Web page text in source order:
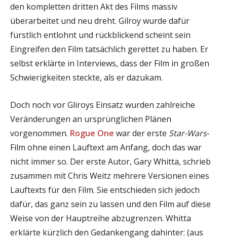
den kompletten dritten Akt des Films massiv
überarbeitet und neu dreht. Gilroy wurde dafür
fürstlich entlohnt und rückblickend scheint sein
Eingreifen den Film tatsächlich gerettet zu haben. Er
selbst erklärte in Interviews, dass der Film in großen
Schwierigkeiten steckte, als er dazukam.
Doch noch vor Gliroys Einsatz wurden zahlreiche
Veränderungen an ursprünglichen Plänen
vorgenommen. Rogue One war der erste Star-Wars-
Film ohne einen Lauftext am Anfang, doch das war
nicht immer so. Der erste Autor, Gary Whitta, schrieb
zusammen mit Chris Weitz mehrere Versionen eines
Lauftexts für den Film. Sie entschieden sich jedoch
dafür, das ganz sein zu lassen und den Film auf diese
Weise von der Hauptreihe abzugrenzen. Whitta
erklärte kürzlich den Gedankengang dahinter: (aus